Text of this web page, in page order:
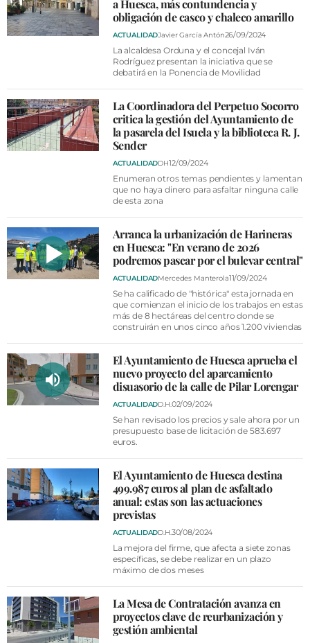
FIESTAS EN EL ALTO ARAGÓN
FIESTAS DE SAN LORENZO
CARTELERA
FARMACIAS
HORÓSCOPO
CLUB DEL AMIGO MILITANTE
INICIAR SESIÓN
a Huesca, más contundencia y
obligación de casco y chaleco amarillo
ACTUALIDADJavier García Antón26/09/2024
La alcaldesa Orduna y el concejal Iván
Rodríguez presentan la iniciativa que se
debatirá en la Ponencia de Movilidad
La Coordinadora del Perpetuo Socorro
critica la gestión del Ayuntamiento de
la pasarela del Isuela y la biblioteca R. J.
Sender
ACTUALIDADDH12/09/2024
Enumeran otros temas pendientes y lamentan
que no haya dinero para asfaltar ninguna calle
de esta zona
Arranca la urbanización de Harineras
en Huesca: "En verano de 2026
podremos pasear por el bulevar central"
ACTUALIDADMercedes Manterola11/09/2024
Se ha calificado de "histórica" esta jornada en
que comienzan el inicio de los trabajos en estas
más de 8 hectáreas del centro donde se
construirán en unos cinco años 1.200 viviendas
El Ayuntamiento de Huesca aprueba el
nuevo proyecto del aparcamiento
disuasorio de la calle de Pilar Lorengar
ACTUALIDADD.H. 02/09/2024
Se han revisado los precios y sale ahora por un
presupuesto base de licitación de 583.697
euros.
El Ayuntamiento de Huesca destina
499.987 euros al plan de asfaltado
anual: estas son las actuaciones
previstas
ACTUALIDADD.H. 30/08/2024
La mejora del firme, que afecta a siete zonas
específicas, se debe realizar en un plazo
máximo de dos meses
La Mesa de Contratación avanza en
proyectos clave de reurbanización y
gestión ambiental